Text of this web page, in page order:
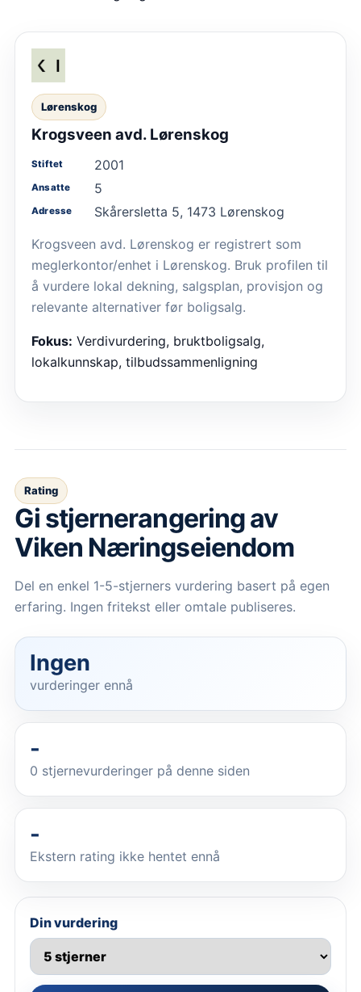
Lørenskog
Krogsveen avd. Lørenskog
Stiftet 2001
Ansatte 5
Adresse
Skårersletta 5, 1473 Lørenskog
Krogsveen avd. Lørenskog er registrert som
meglerkontor/enhet i Lørenskog. Bruk profilen til
å vurdere lokal dekning, salgsplan, provisjon og
relevante alternativer før boligsalg.
Fokus: Verdivurdering, bruktboligsalg,
lokalkunnskap, tilbudssammenligning
Rating
Gi stjernerangering av
Viken Næringseiendom
Del en enkel 1-5-stjerners vurdering basert på egen
erfaring. Ingen fritekst eller omtale publiseres.
Ingen
vurderinger ennå
-
0 stjernevurderinger på denne siden
-
Ekstern rating ikke hentet ennå
Din vurdering